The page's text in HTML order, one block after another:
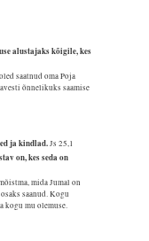
alustajaks kõigile, kes
saatnud oma Poja
õnnelikuks saamise
ja kindlad.Js 25,1
on, kes seda on
mida Jumal on
saanud. Kogu
kogu mu olemuse.